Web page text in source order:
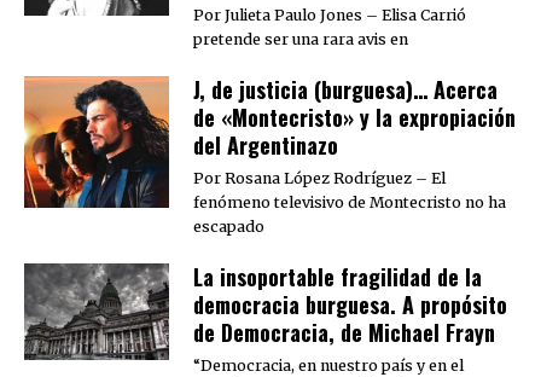
Por Julieta Paulo Jones – Elisa Carrió
pretende ser una rara avis en
J, de justicia (burguesa)… Acerca
de «Montecristo» y la expropiación
del Argentinazo
Por Rosana López Rodríguez – El
fenómeno televisivo de Montecristo no ha
escapado
La insoportable fragilidad de la
democracia burguesa. A propósito
de Democracia, de Michael Frayn
“Democracia, en nuestro país y en el